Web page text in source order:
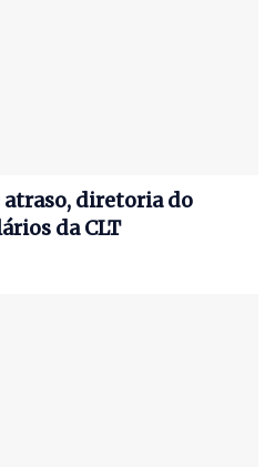
atraso, diretoria do
da CLT